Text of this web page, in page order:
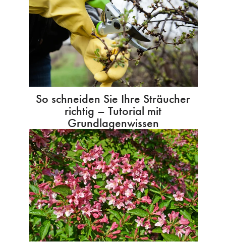
So schneiden Sie Ihre Sträucher
richtig – Tutorial mit
Grundlagenwissen